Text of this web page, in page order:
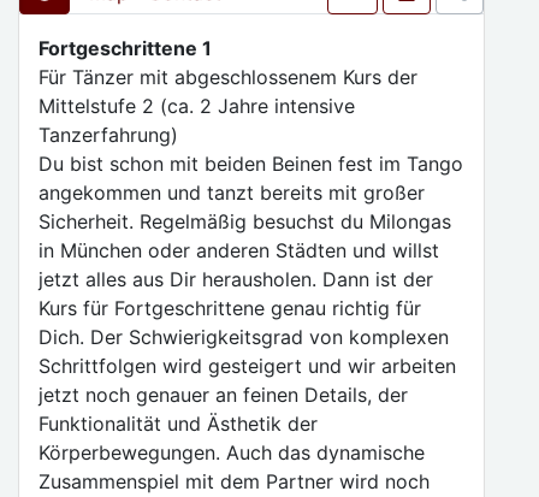
Fortgeschrittene 1
Für Tänzer mit abgeschlossenem Kurs der
Mittelstufe 2 (ca. 2 Jahre intensive
Tanzerfahrung)
Du bist schon mit beiden Beinen fest im Tango
angekommen und tanzt bereits mit großer
Sicherheit. Regelmäßig besuchst du Milongas
in München oder anderen Städten und willst
jetzt alles aus Dir herausholen. Dann ist der
Kurs für Fortgeschrittene genau richtig für
Dich. Der Schwierigkeitsgrad von komplexen
Schrittfolgen wird gesteigert und wir arbeiten
jetzt noch genauer an feinen Details, der
Funktionalität und Ästhetik der
Körperbewegungen. Auch das dynamische
Zusammenspiel mit dem Partner wird noch